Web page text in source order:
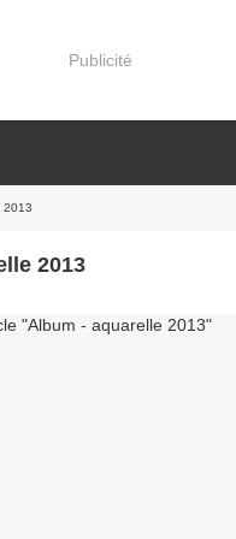
Publicité
2013
2013